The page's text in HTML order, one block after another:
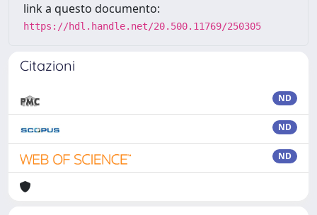
link a questo documento:
https://hdl.handle.net/20.500.11769/250305
Citazioni
ND
ND
ND